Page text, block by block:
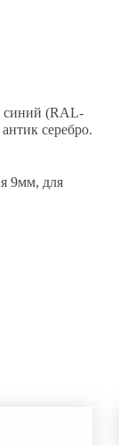
синий (RAL-
серебро.
9мм, для